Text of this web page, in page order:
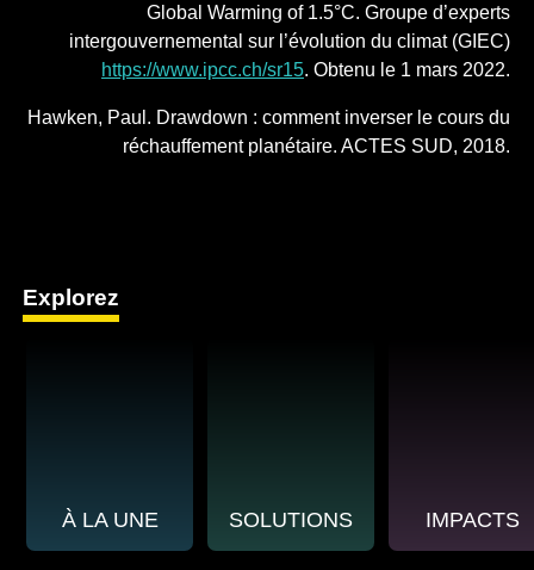
Global Warming of 1.5°C. Groupe d’experts
intergouvernemental sur l’évolution du climat (GIEC)
https://www.ipcc.ch/sr15. Obtenu le 1 mars 2022.
Hawken, Paul. Drawdown : comment inverser le cours du
réchauffement planétaire. ACTES SUD, 2018.
Explorez
À LA UNE SOLUTIONS IMPACTS